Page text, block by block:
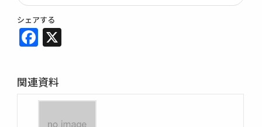
シェアする
Facebook
関連資料